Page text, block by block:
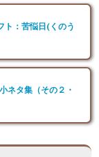
ト：苦悩日(くのう
ネタ集（その２・